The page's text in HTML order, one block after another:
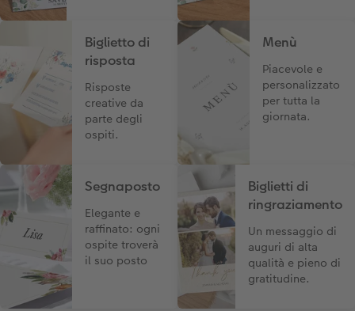
Biglietto di
risposta
Risposte
creative da
parte degli
ospiti.
Menù
Piacevole e
personalizzato
per tutta la
giornata.
Segnaposto
Elegante e
raffinato: ogni
ospite troverà
il suo posto
Biglietti di
ringraziamento
Un messaggio di
auguri di alta
qualità e pieno di
gratitudine.